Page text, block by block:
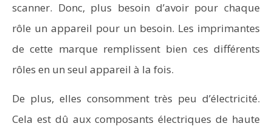
scanner. Donc, plus besoin d’avoir pour chaque
rôle un appareil pour un besoin. Les imprimantes
de cette marque remplissent bien ces différents
rôles en un seul appareil à la fois.
De plus, elles consomment très peu d’électricité.
Cela est dû aux composants électriques de haute